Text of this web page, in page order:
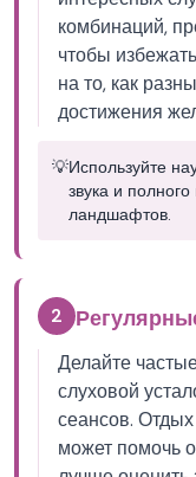
комбинаций,
чтобы
на то, как
достижения
💡Используйте
звука и
ландшафтов.
2
Делайте
слуховой
сеансов.
может помочь